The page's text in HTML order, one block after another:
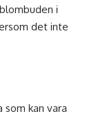
i
det inte
som kan vara